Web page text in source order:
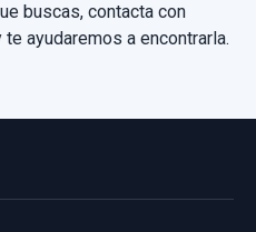
EDITION
buscas, contacta con
ayudaremos a encontrarla.